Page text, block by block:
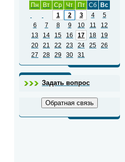
Пн
Вт Ср Чт Пт Сб
Вс
1
2 3 4
5
6
7 8 9 10 11
12
13
14 15 16 17 18
19
20
21 22 23 24 25
26
27
28 29 30 31
Задать вопрос
Обратная связь